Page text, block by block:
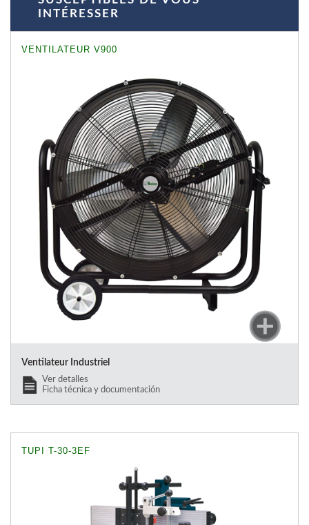
INTÉRESSER
VENTILATEUR V900
Ventilateur Industriel
Ver detalles
Ficha técnica y documentación
TUPI T-30-3EF